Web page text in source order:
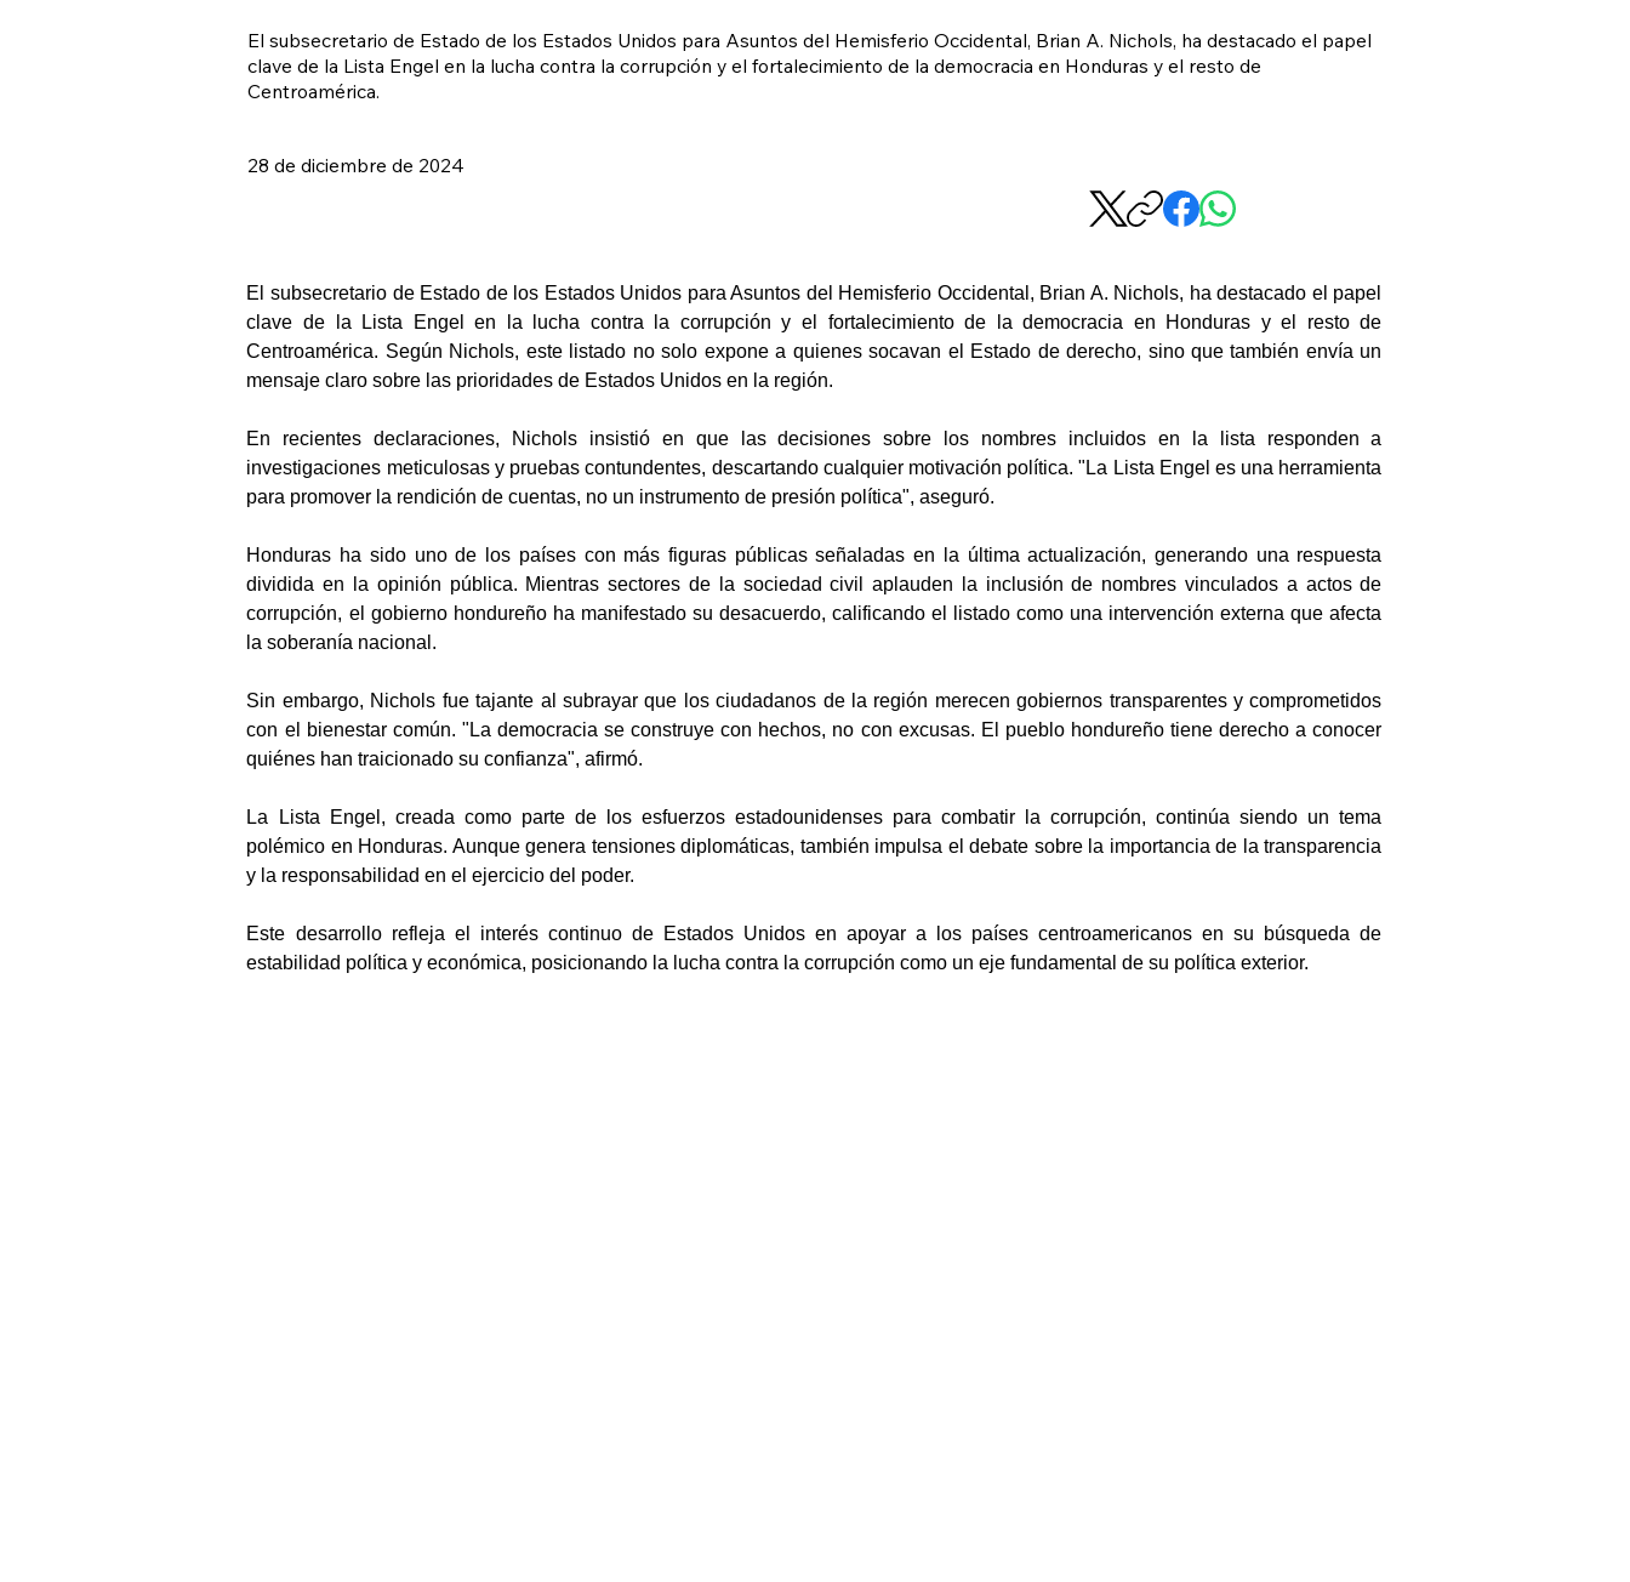
El subsecretario de Estado de los Estados Unidos para Asuntos del Hemisferio Occidental, Brian A. Nichols, ha destacado el papel
clave de la Lista Engel en la lucha contra la corrupción y el fortalecimiento de la democracia en Honduras y el resto de
Centroamérica.
28 de diciembre de 2024
El subsecretario de Estado de los Estados Unidos para Asuntos del Hemisferio Occidental, Brian A. Nichols, ha destacado el papel
clave de la Lista Engel en la lucha contra la corrupción y el fortalecimiento de la democracia en Honduras y el resto de
Centroamérica. Según Nichols, este listado no solo expone a quienes socavan el Estado de derecho, sino que también envía un
mensaje claro sobre las prioridades de Estados Unidos en la región.
En recientes declaraciones, Nichols insistió en que las decisiones sobre los nombres incluidos en la lista responden a
investigaciones meticulosas y pruebas contundentes, descartando cualquier motivación política. "La Lista Engel es una herramienta
para promover la rendición de cuentas, no un instrumento de presión política", aseguró.
Honduras ha sido uno de los países con más figuras públicas señaladas en la última actualización, generando una respuesta
dividida en la opinión pública. Mientras sectores de la sociedad civil aplauden la inclusión de nombres vinculados a actos de
corrupción, el gobierno hondureño ha manifestado su desacuerdo, calificando el listado como una intervención externa que afecta
la soberanía nacional.
Sin embargo, Nichols fue tajante al subrayar que los ciudadanos de la región merecen gobiernos transparentes y comprometidos
con el bienestar común. "La democracia se construye con hechos, no con excusas. El pueblo hondureño tiene derecho a conocer
quiénes han traicionado su confianza", afirmó.
La Lista Engel, creada como parte de los esfuerzos estadounidenses para combatir la corrupción, continúa siendo un tema
polémico en Honduras. Aunque genera tensiones diplomáticas, también impulsa el debate sobre la importancia de la transparencia
y la responsabilidad en el ejercicio del poder.
Este desarrollo refleja el interés continuo de Estados Unidos en apoyar a los países centroamericanos en su búsqueda de
estabilidad política y económica, posicionando la lucha contra la corrupción como un eje fundamental de su política exterior.